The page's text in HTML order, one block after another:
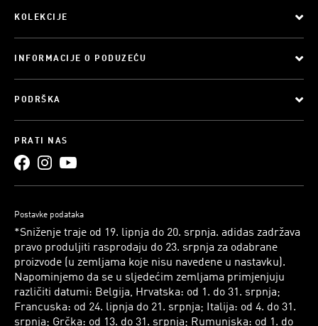
KOLEKCIJE
INFORMACIJE O PODUZEĆU
PODRŠKA
PRATI NAS
Postavke podataka
*Sniženje traje od 19. lipnja do 20. srpnja. adidas zadržava
pravo produljiti rasprodaju do 23. srpnja za odabrane
proizvode (u zemljama koje nisu navedene u nastavku).
Napominjemo da se u sljedećim zemljama primjenjuju
različiti datumi: Belgija, Hrvatska: od 1. do 31. srpnja;
Francuska: od 24. lipnja do 21. srpnja; Italija: od 4. do 31.
srpnja; Grčka: od 13. do 31. srpnja; Rumunjska: od 1. do